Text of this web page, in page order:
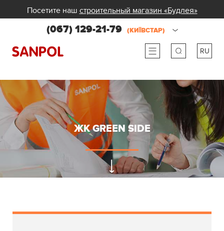
Посетите наш строительный магазин «Будлея»
(067) 129-21-79 (КИЇВСТАР)
RU
ua
ЖК GREEN SIDE